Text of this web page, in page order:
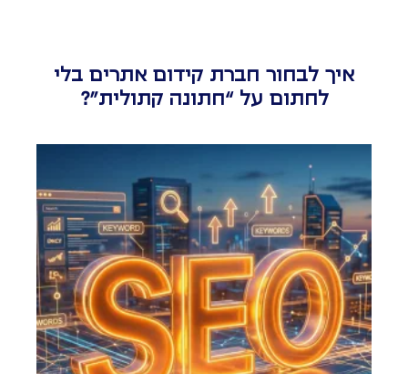
איך לבחור חברת קידום אתרים בלי
לחתום על “חתונה קתולית”?